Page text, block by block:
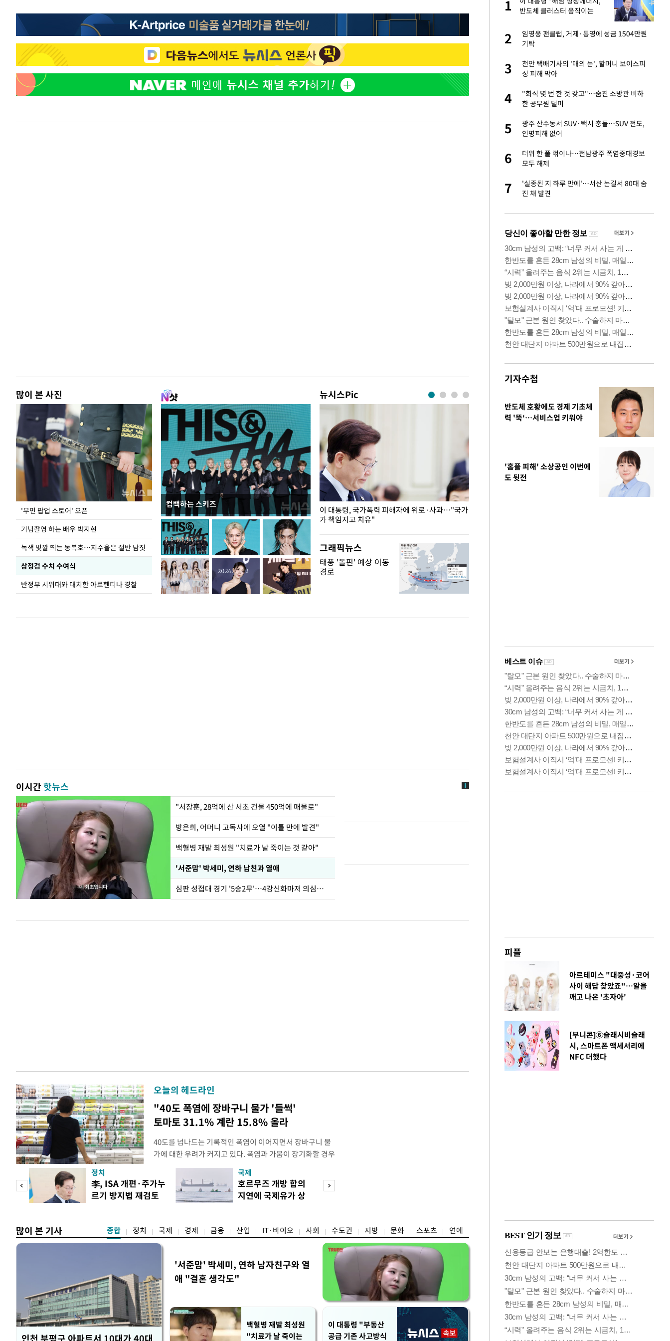
많이 본 사진
'무민 팝업 스토어' 오픈
기념촬영 하는 배우 박지현
녹색 빛깔 띄는 동복호…저수율은 절반 남짓
삼정검 수치 수여식
반정부 시위대와 대치한 아르헨티나 경찰
컴백하는 스키즈
뉴시스Pic
지석천 뒤덮은 개구리밥
이 대통령, 국가폭력 피해자에 위로·사과…"국가
가 책임지고 치유"
그래픽뉴스
태풍 '돌핀' 예상 이동
경로
이시간핫뉴스
"서장훈, 28억에 산 서초 건물 450억에 매물로"
방은희, 어머니 고독사에 오열 "이틀 만에 발견"
백혈병 재발 최성원 "치료가 날 죽이는 것 같아"
'서준맘' 박세미, 연하 남친과 열애
심판 성접대 경기 '5승2무'…4강신화마저 의심받아
오늘의 헤드라인
"40도 폭염에 장바구니 물가 '들썩'
토마토 31.1% 계란 15.8% 올라
40도를 넘나드는 기록적인 폭염이 이어지면서 장바구니 물
가에 대한 우려가 커지고 있다. 폭염과 가뭄이 장기화할 경우
농작물 생육과 가축 생산성이 저하돼 농축산물 가격을 자극
할 수 있기 때문이다. 현재까지는 농축산물 가격이 일제히 오
르기보다는 품목별로 희비가 엇갈리는 모습이다. 배·토마토
·수박·계란 등은 지난해보다 가격이 오른 반면 사과·배추·
정치
李, ISA 개편·주가누
르기 방지법 재검토
국제
호르무즈 개방 합의
지연에 국제유가 상
많이 본 기사 종합 정치 국제 경제 금융 산업 IT·바이오 사회 수도권 지방 문화 스포츠 연예
인천 부평구 아파트서 10대가 40대
'서준맘' 박세미, 연하 남자친구와 열
애 "결혼 생각도"
백혈병 재발 최성원
"치료가 날 죽이는
이 대통령 "부동산
공급 기존 사고방식
2
'서준맘' 박세미, 연하 남자친구와 열애 "결혼
생각도"
3
백혈병 재발 최성원 "치료가 날 죽이는 것 같
았다" 눈물
4
[속보]이 대통령 "부동산 공급 기존 사고방식
5
이 대통령, 6시간 부동산 회의서 공급 논
1
반도체 클러스터 움직이는
2
임영웅 팬클럽, 거제·통영에 성금 1504만원
기탁
3
천안 택배기사의 '매의 눈', 할머니 보이스피
싱 피해 막아
4
"회식 몇 번 한 것 갖고"…숨진 소방관 비하
한 공무원 덜미
5
광주 산수동서 SUV·택시 충돌…SUV 전도,
인명피해 없어
6
더위 한 풀 꺾이나…전남광주 폭염중대경보
모두 해제
7
'실종된 지 하루 만에'…서산 논길서 80대 숨
진 채 발견
기자수첩
반도체 호황에도 경제 기초체
력 '뚝‘…서비스업 키워야
'홈플 피해' 소상공인 이번에
도 뒷전
피플
아르테미스 "대중성·코어
사이 해답 찾았죠"…알을
깨고 나온 '초자아'
[부니콘]⑥슬래시비슬래
시, 스마트폰 액세서리에
NFC 더했다